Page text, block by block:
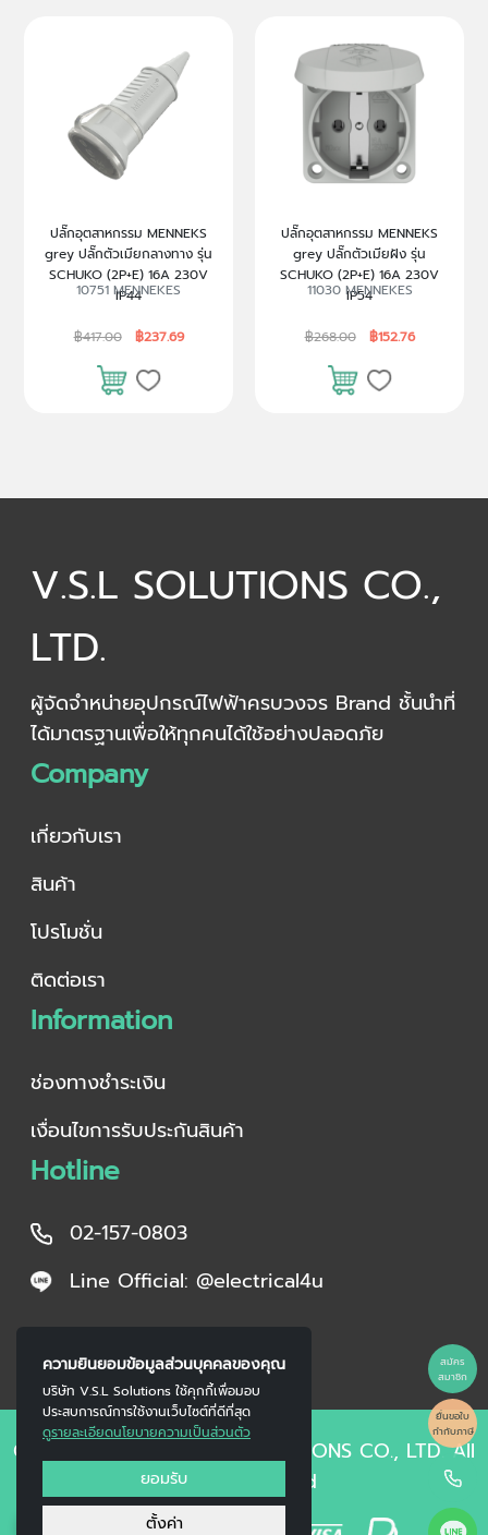
สมัคร
สมาชิก
ยื่นขอใบ
กำกับภาษี
0
ความยินยอมข้อมูลส่วนบุคคลของคุณ
บริษัท V.S.L Solutions ใช้คุกกี้เพื่อมอบ
ประสบการณ์การใช้งานเว็บไซต์ที่ดีที่สุด
ดูรายละเอียดนโยบายความเป็นส่วนตัว
ยอมรับ
ตั้งค่า
ปลั๊กอุตสาหกรรม MENNEKS
grey ปลั๊กตัวเมียกลางทาง รุ่น
SCHUKO (2P+E) 16A 230V
IP44
10751 MENNEKES
฿417.00 ฿237.69
ปลั๊กอุตสาหกรรม MENNEKS
grey ปลั๊กตัวเมียฝัง รุ่น
SCHUKO (2P+E) 16A 230V
IP54
11030 MENNEKES
฿268.00 ฿152.76
V.S.L SOLUTIONS CO.,
LTD.
ผู้จัดจำหน่ายอุปกรณ์ไฟฟ้าครบวงจร Brand ชั้นนำที่
ได้มาตรฐานเพื่อให้ทุกคนได้ใช้อย่างปลอดภัย
Company
เกี่ยวกับเรา
สินค้า
โปรโมชั่น
ติดต่อเรา
Information
ช่องทางชำระเงิน
เงื่อนไขการรับประกันสินค้า
Hotline
02-157-0803
Line Official: @electrical4u
Copyright © 2023 V.S.L SOLUTIONS CO., LTD. All
Right Reserved